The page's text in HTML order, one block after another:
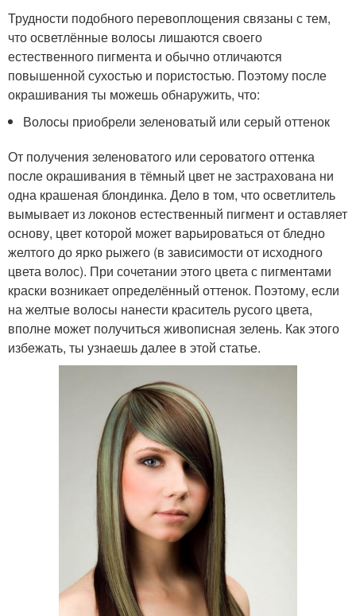
Трудности подобного перевоплощения связаны с тем,
что осветлённые волосы лишаются своего
естественного пигмента и обычно отличаются
повышенной сухостью и пористостью. Поэтому после
окрашивания ты можешь обнаружить, что:
Волосы приобрели зеленоватый или серый оттенок
От получения зеленоватого или сероватого оттенка
после окрашивания в тёмный цвет не застрахована ни
одна крашеная блондинка. Дело в том, что осветлитель
вымывает из локонов естественный пигмент и оставляет
основу, цвет которой может варьироваться от бледно
желтого до ярко рыжего (в зависимости от исходного
цвета волос). При сочетании этого цвета с пигментами
краски возникает определённый оттенок. Поэтому, если
на желтые волосы нанести краситель русого цвета,
вполне может получиться живописная зелень. Как этого
избежать, ты узнаешь далее в этой статье.